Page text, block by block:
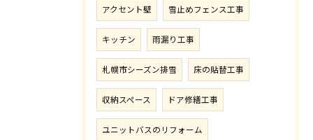
アクセント壁 雪止めフェンス工事
キッチン 雨漏り工事
札幌市シーズン排雪 床の貼替工事
収納スペース ドア修繕工事
ユニットバスのリフォーム